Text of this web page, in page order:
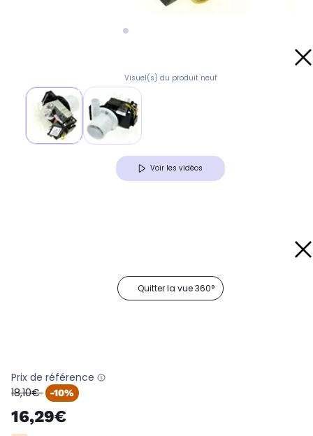
Visuel(s) du produit neuf
Voir les vidéos
Quitter la vue 360°
Prix de référence
oldPrice
18,10€ -10%
16,29€